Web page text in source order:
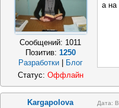
Сообщений: 1011
Позитив: 1250
Разработки
Блог
а на
Статус: Оффлайн
Kargapolova Дата: